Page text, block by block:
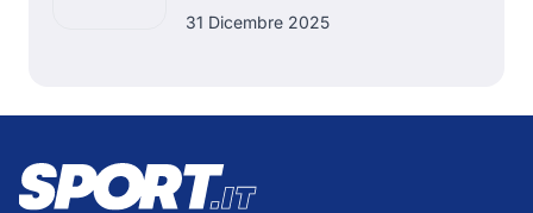
31 Dicembre 2025